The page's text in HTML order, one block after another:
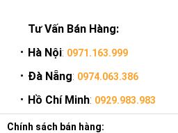
Tư Vấn Bán Hàng:
Hà Nội: 0971.163.999
Đà Nẵng: 0974.063.386
Hồ Chí Minh: 0929.983.983
Chính sách bán hàng: